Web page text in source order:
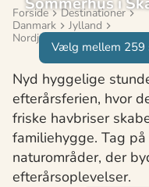
Vælg mellem 259
Forside
Destinationer
Danmark
Jylland
Nordjylland
Nyd hyggelige
efterårsferien, hvor
friske havbriser
familiehygge. Tag
naturområder, der
efterårsoplevelser.